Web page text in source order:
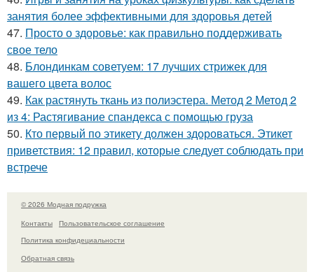
занятия более эффективными для здоровья детей
47. Просто о здоровье: как правильно поддерживать
свое тело
48. Блондинкам советуем: 17 лучших стрижек для
вашего цвета волос
49. Как растянуть ткань из полиэстера. Метод 2 Метод 2
из 4: Растягивание спандекса с помощью груза
50. Кто первый по этикету должен здороваться. Этикет
приветствия: 12 правил, которые следует соблюдать при
встрече
© 2026 Модная подружка
Контакты
Пользовательское соглашение
Политика конфидециальности
Обратная связь